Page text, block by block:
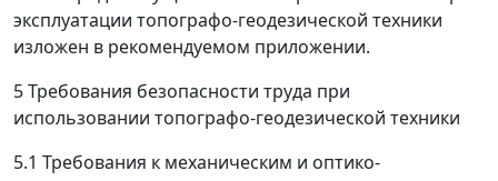
эксплуатации топографо-геодезической техники
изложен в рекомендуемом приложении.
5 Требования безопасности труда при
использовании топографо-геодезической техники
5.1 Требования к механическим и оптико-